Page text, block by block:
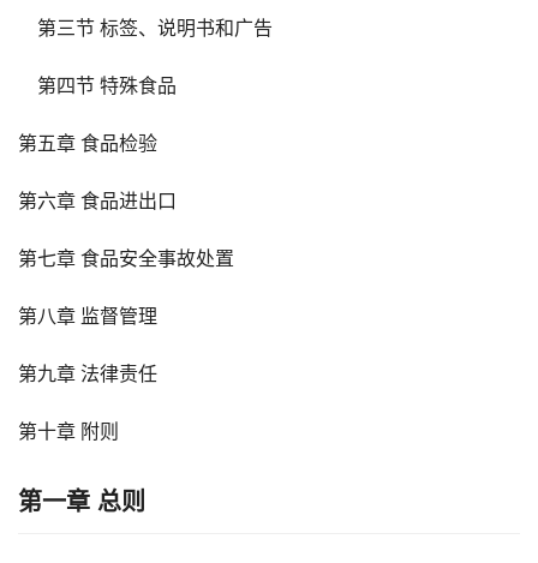
第三节 标签、说明书和广告
第四节 特殊食品
第五章 食品检验
第六章 食品进出口
第七章 食品安全事故处置
第八章 监督管理
第九章 法律责任
第十章 附则
第一章 总则